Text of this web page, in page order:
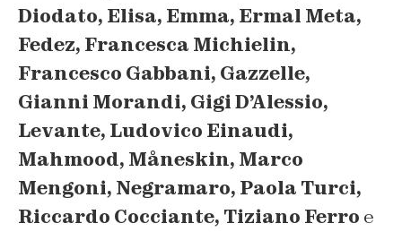
Diodato, Elisa, Emma, Ermal Meta,
Fedez, Francesca Michielin,
Francesco Gabbani, Gazzelle,
Gianni Morandi, Gigi D’Alessio,
Levante, Ludovico Einaudi,
Mahmood, Måneskin, Marco
Mengoni, Negramaro, Paola Turci,
Riccardo Cocciante, Tiziano Ferro e